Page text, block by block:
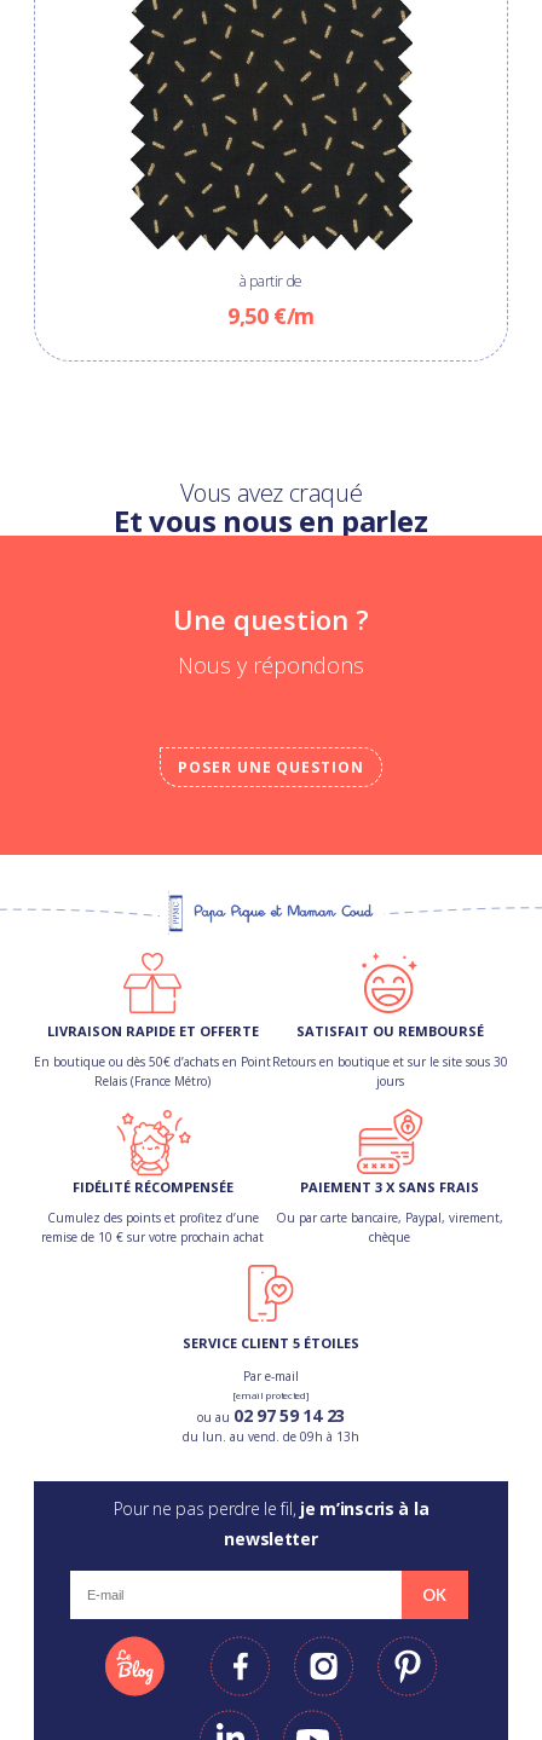
à partir de
9,50 €/m
Vous avez craqué
Et vous nous en parlez
Une question ?
Nous y répondons
POSER UNE QUESTION
LIVRAISON RAPIDE ET OFFERTE
En boutique ou dès 50€ d’achats en Point
Relais (France Métro)
SATISFAIT OU REMBOURSÉ
Retours en boutique et sur le site sous 30
jours
FIDÉLITÉ RÉCOMPENSÉE
Cumulez des points et profitez d’une
remise de 10 € sur votre prochain achat
PAIEMENT 3 X SANS FRAIS
Ou par carte bancaire, Paypal, virement,
chèque
SERVICE CLIENT 5 ÉTOILES
Par e-mail
[email protected]
ou au 02 97 59 14 23
du lun. au vend. de 09h à 13h
Pour ne pas perdre le fil, je m’inscris à la
newsletter
OK